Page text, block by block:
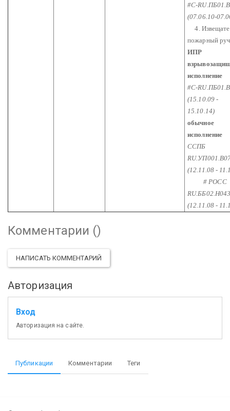
#С-
(07.06.10-
4.
пожарный
ИПР
исполнение
#С-
(15.10.09 -
15.10.14)
обычное
исполнение
ССПБ
(12.11.08 -
# POCC
(12.11.08 -
Комментарии ()
НАПИСАТЬ КОММЕНТАРИЙ
Авторизация
Вход
Авторизация на сайте.
Публикации Комментарии Теги